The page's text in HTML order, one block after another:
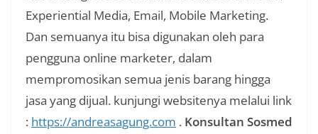
Experiential Media, Email, Mobile Marketing.
Dan semuanya itu bisa digunakan oleh para
pengguna online marketer, dalam
mempromosikan semua jenis barang hingga
jasa yang dijual. kunjungi websitenya melalui link
: https://andreasagung.com . Konsultan Sosmed